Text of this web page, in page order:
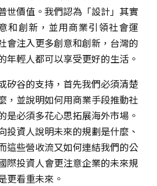
世價值。我們認為「設計」其實
和創新，並用商業引領社會運
會注入更多創意和創新，台灣的
年輕人都可以享受更好的生活。
矽谷的支持，首先我們必須清楚
，並說明如何用商業手段推動社
是必須多花心思拓展海外市場。
投資人說明未來的規劃是什麼、
這些營收流又如何連結我們的公
際投資人會更注意企業的未來規
更看重未來。